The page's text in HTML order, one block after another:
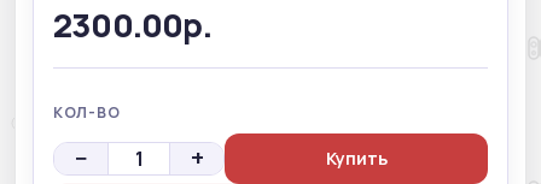
2300.00р.
КОЛ-ВО
− + Купить